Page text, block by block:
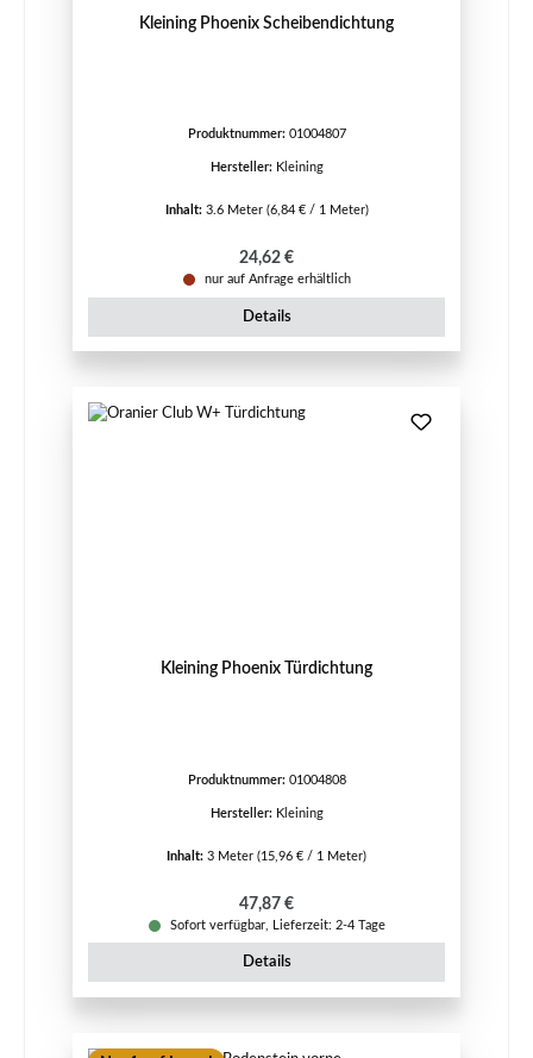
Kleining Phoenix Scheibendichtung
Produktnummer: 01004807
Hersteller: Kleining
Inhalt: 3.6 Meter (6,84 € / 1 Meter)
Regulärer Preis:
24,62 €
nur auf Anfrage erhältlich
Details
Kleining Phoenix Türdichtung
Produktnummer: 01004808
Hersteller: Kleining
Inhalt: 3 Meter (15,96 € / 1 Meter)
Regulärer Preis:
47,87 €
Sofort verfügbar, Lieferzeit: 2-4 Tage
Details